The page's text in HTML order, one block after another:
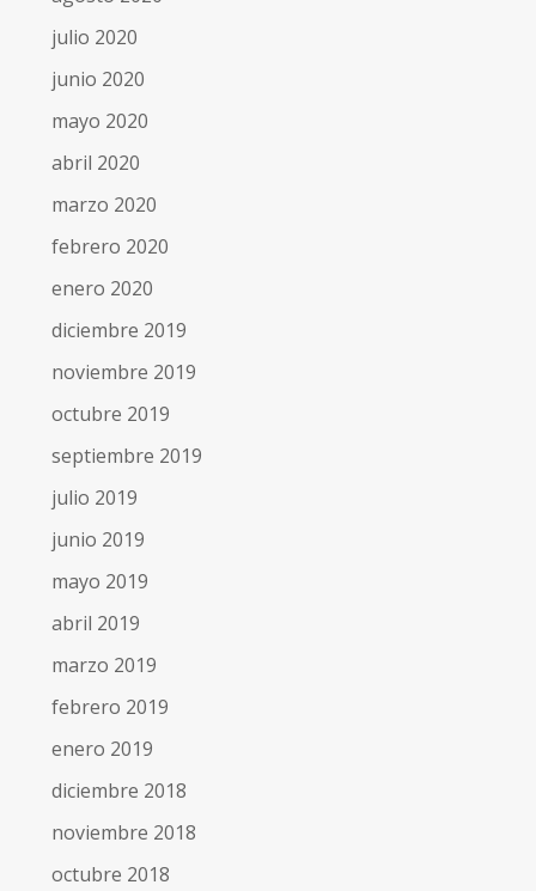
julio 2020
junio 2020
mayo 2020
abril 2020
marzo 2020
febrero 2020
enero 2020
diciembre 2019
noviembre 2019
octubre 2019
septiembre 2019
julio 2019
junio 2019
mayo 2019
abril 2019
marzo 2019
febrero 2019
enero 2019
diciembre 2018
noviembre 2018
octubre 2018